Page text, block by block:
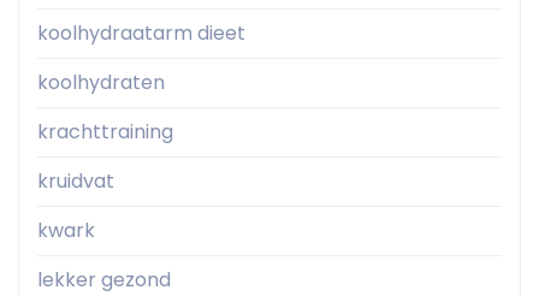
koolhydraatarm dieet
koolhydraten
krachttraining
kruidvat
kwark
lekker gezond